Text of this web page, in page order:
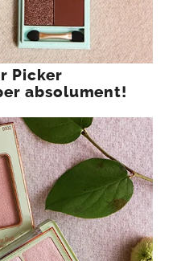
Picker
absolument!